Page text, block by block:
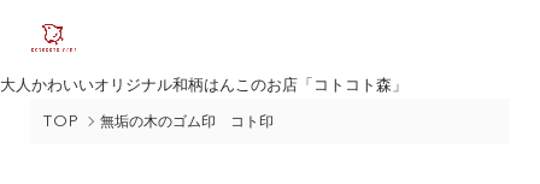
大人かわいいオリジナル和柄はんこのお店「コトコト森」
TOP 無垢の木のゴム印 コト印